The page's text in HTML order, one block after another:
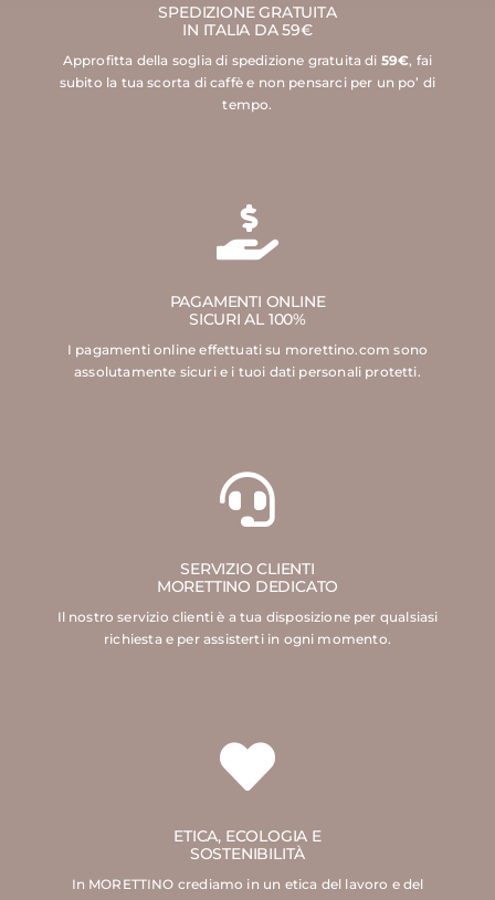
SPEDIZIONE GRATUITA
IN ITALIA DA 59€
Approfitta della soglia di spedizione gratuita di 59€, fai
subito la tua scorta di caffè e non pensarci per un po’ di
tempo.
PAGAMENTI ONLINE
SICURI AL 100%
I pagamenti online effettuati su morettino.com sono
assolutamente sicuri e i tuoi dati personali protetti.
SERVIZIO CLIENTI
MORETTINO DEDICATO
Il nostro servizio clienti è a tua disposizione per qualsiasi
richiesta e per assisterti in ogni momento.
ETICA, ECOLOGIA E
SOSTENIBILITÀ
In MORETTINO crediamo in un etica del lavoro e del